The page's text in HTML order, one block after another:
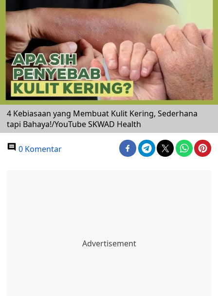
4 Kebiasaan yang Membuat Kulit Kering, Sederhana
tapi Bahaya!/YouTube SKWAD Health
0 Komentar